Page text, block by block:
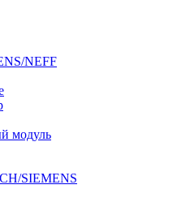
NEFF
модуль
SIEMENS